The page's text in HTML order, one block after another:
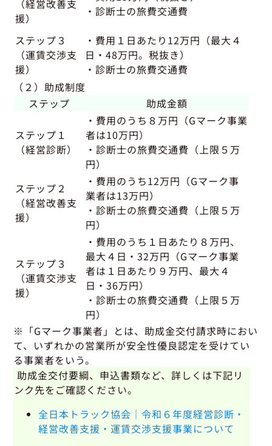
（経営改善支
援）
・診断士の旅費交通費
ステップ３
（運賃交渉支
援）
・費用１日あたり12万円 （最大４
日・48万円。税抜き）
・診断士の旅費交通費
（２）助成制度
ステップ
助成金額
ステップ１
（経営診断）
・費用のうち８万円（Gマーク事業
者は10万円）
・診断士の旅費交通費（上限５万
円）
ステップ２
（経営改善支
援）
・費用のうち12万円（Gマーク事
業者は13万円）
・診断士の旅費交通費（上限５万
円）
ステップ３
（運賃交渉支
援）
・費用のうち１日あたり８万円、
最大４日・32万円 （Gマーク事業
者は１日あたり９万円、 最大４
日・36万円）
・診断士の旅費交通費（上限５万
円）
※「Gマーク事業者」とは、助成金交付請求時におい
て、いずれかの営業所が安全性優良認定を受けてい
る事業者をいう。
助成金交付要綱、申込書類など、詳しくは下記リ
ンク先をご確認ください。
全日本トラック協会｜令和６年度経営診断・
経営改善支援・運賃交渉支援事業について